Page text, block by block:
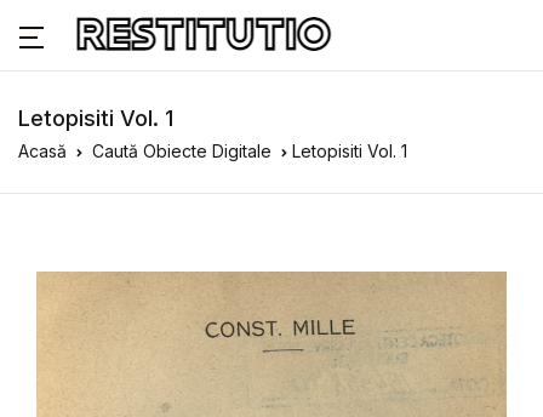
Letopisiti Vol. 1
Acasă Caută Obiecte Digitale Letopisiti Vol. 1